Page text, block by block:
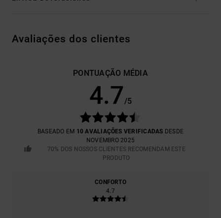
Avaliações dos clientes
PONTUAÇÃO MÉDIA
4.7/5
BASEADO EM 10 AVALIAÇÕES VERIFICADAS DESDE
NOVEMBRO 2025
70% DOS NOSSOS CLIENTES RECOMENDAM ESTE
PRODUTO
CONFORTO
4.7